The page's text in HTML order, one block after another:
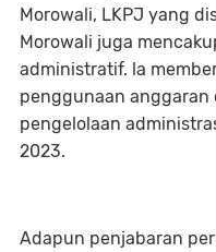
Morowali, LKPJ yang
Morowali juga
administratif. la
penggunaan anggaran
pengelolaan
2023.
Adapun penjabaran